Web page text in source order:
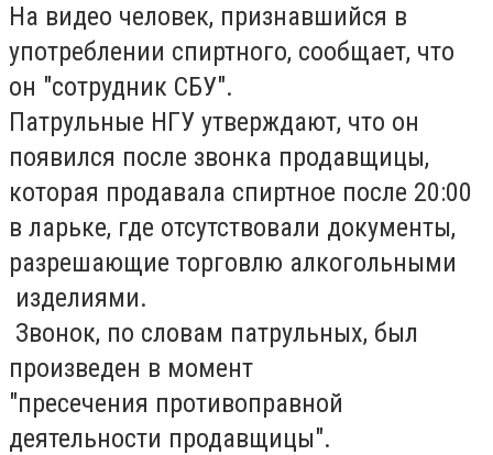
На видео человек, признавшийся в
употреблении спиртного, сообщает, что
он "сотрудник СБУ".
Патрульные НГУ утверждают, что он
появился после звонка продавщицы,
которая продавала спиртное после 20:00
в ларьке, где отсутствовали документы,
разрешающие торговлю алкогольными
изделиями.
Звонок, по словам патрульных, был
произведен в момент
"пресечения противоправной
деятельности продавщицы".